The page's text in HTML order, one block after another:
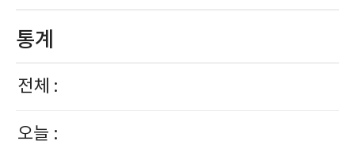
통계
전체 :
오늘 :